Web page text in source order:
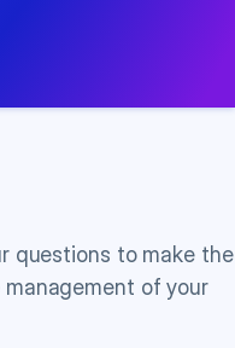
questions to make the
of your